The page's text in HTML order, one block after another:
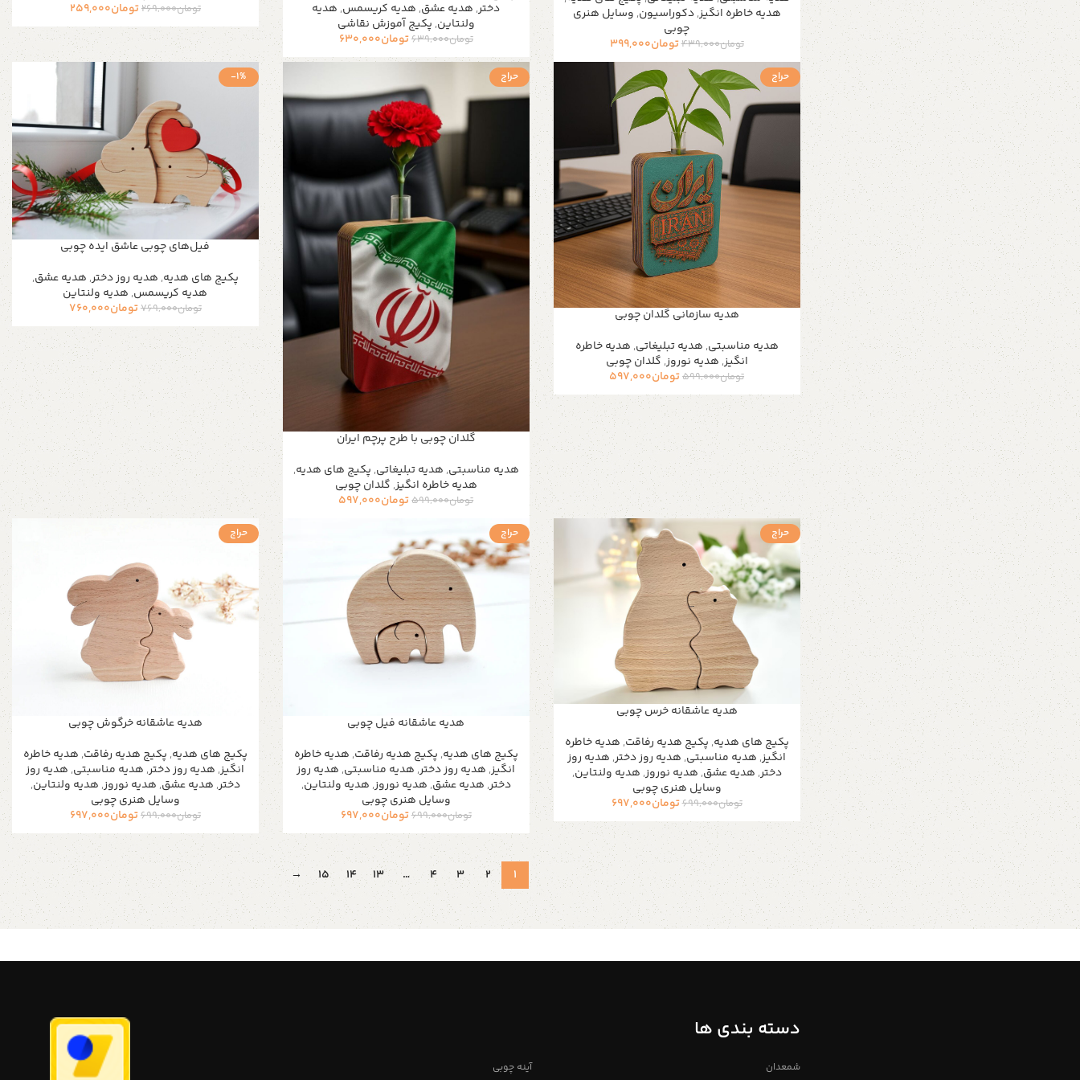
هدیه خاطره انگیز,دکوراسیون, وسایل هنری
چوبی
تومان439,000تومان399,000
دختر, هدیه عشق, هدیه کریسمس, هدیه
ولنتاین, پکیج آموزش نقاشی
تومان639,000تومان630,000
تومان269,000تومان259,000
حراج
هدیه سازمانی گلدان چوبی
هدیه مناسبتی, هدیه تبلیغاتی, هدیه خاطره
انگیز, هدیه نوروز, گلدان چوبی
تومان599,000تومان597,000
حراج
گلدان چوبی با طرح پرچم ایران
هدیه مناسبتی, هدیه تبلیغاتی, پکیج های هدیه,
هدیه خاطره انگیز, گلدان چوبی
تومان599,000تومان597,000
-1%
فیل‌های چوبی عاشق ایده چوبی
پکیج های هدیه, هدیه روز دختر, هدیه عشق,
هدیه کریسمس, هدیه ولنتاین
تومان769,000تومان760,000
حراج
هدیه عاشقانه خرس چوبی
پکیج های هدیه, پکیج هدیه رفاقت, هدیه خاطره
انگیز, هدیه مناسبتی, هدیه روز دختر, هدیه روز
دختر, هدیه عشق, هدیه نوروز, هدیه ولنتاین,
وسایل هنری چوبی
تومان699,000تومان697,000
حراج
هدیه عاشقانه فیل چوبی
پکیج های هدیه, پکیج هدیه رفاقت, هدیه خاطره
انگیز, هدیه روز دختر, هدیه مناسبتی, هدیه روز
دختر, هدیه عشق, هدیه نوروز, هدیه ولنتاین,
وسایل هنری چوبی
تومان699,000تومان697,000
حراج
هدیه عاشقانه خرگوش چوبی
پکیج های هدیه, پکیج هدیه رفاقت, هدیه خاطره
انگیز, هدیه روز دختر, هدیه مناسبتی, هدیه روز
دختر, هدیه عشق, هدیه نوروز, هدیه ولنتاین,
وسایل هنری چوبی
تومان699,000تومان697,000
1
2
3
4
…
13
14
15
→
دسته بندی ها
شمعدان
آینه چوبی